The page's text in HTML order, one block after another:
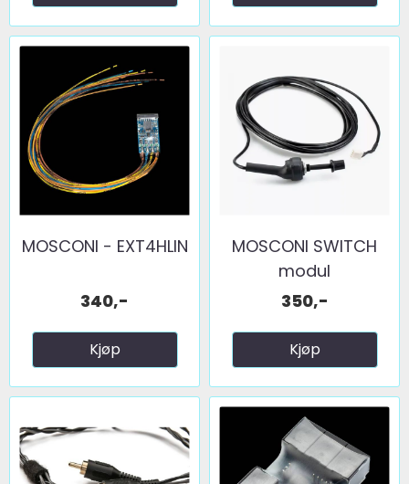
MOSCONI - EXT4HLIN
340,-
Kjøp
MOSCONI SWITCH
modul
350,-
Kjøp